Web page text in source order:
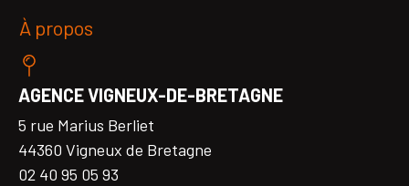
À propos
AGENCE VIGNEUX-DE-BRETAGNE
5 rue Marius Berliet
44360 Vigneux de Bretagne
02 40 95 05 93